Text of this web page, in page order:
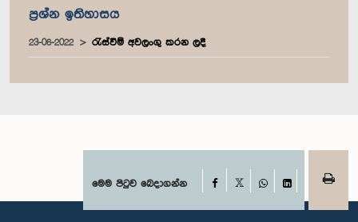
ප්‍රශ්න ඉතිහාසය
23-06-2022 රැස්වීම් අවලංගු කරන ලදී
මෙම පිටුව බෙදාගන්න Facebook
WhatsAppLinkedIn